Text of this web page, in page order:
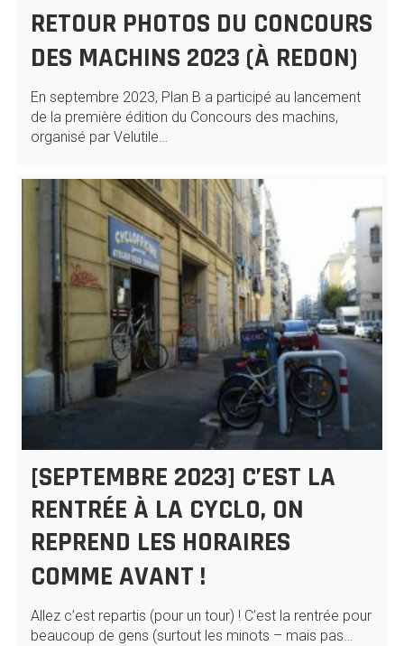
RETOUR PHOTOS DU CONCOURS
DES MACHINS 2023 (À REDON)
En septembre 2023, Plan B a participé au lancement
de la première édition du Concours des machins,
organisé par Velutile…
[SEPTEMBRE 2023] C’EST LA
RENTRÉE À LA CYCLO, ON
REPREND LES HORAIRES
COMME AVANT !
Allez c’est repartis (pour un tour) ! C’est la rentrée pour
beaucoup de gens (surtout les minots – mais pas…